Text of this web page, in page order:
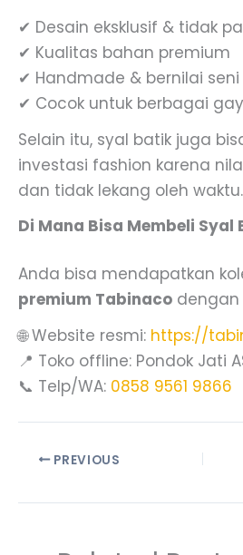
✔ Desain eksklusif & tidak
✔ Kualitas bahan premium
✔ Handmade & bernilai
✔ Cocok untuk berbagai
Selain itu, syal batik juga
investasi fashion karena
dan tidak lekang oleh waktu.
Di Mana Bisa Membeli
Anda bisa mendapatkan
premium Tabinaco
🌐 Website resmi: https://
📍 Toko offline: Pondok Jati
📞 Telp/WA: 0858 9561 9866
PREVIOUS